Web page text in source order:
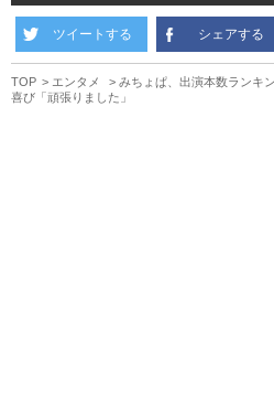
ツイートする シェアする
TOP エンタメ
みちょぱ、出演本数ランキ
喜び「頑張りました」